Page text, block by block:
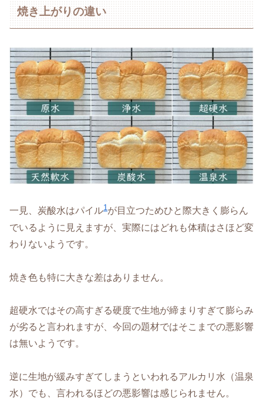
焼き上がりの違い
一見、炭酸水はパイル1が目立つためひと際大きく膨らん
でいるように見えますが、実際にはどれも体積はさほど変
わりないようです。
焼き色も特に大きな差はありません。
超硬水ではその高すぎる硬度で生地が締まりすぎて膨らみ
が劣ると言われますが、今回の題材ではそこまでの悪影響
は無いようです。
逆に生地が緩みすぎてしまうといわれるアルカリ水（温泉
水）でも、言われるほどの悪影響は感じられません。